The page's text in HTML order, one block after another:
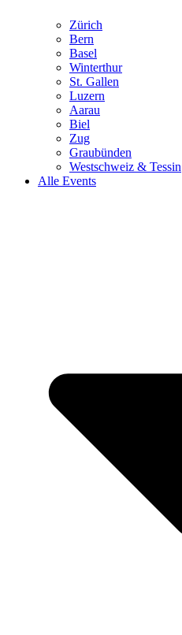
Zürich
Bern
Basel
Winterthur
St. Gallen
Luzern
Aarau
Biel
Zug
Graubünden
Westschweiz & Tessin
Alle Events